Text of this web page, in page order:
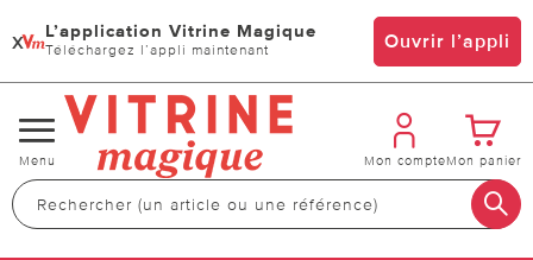
x L’application Vitrine Magique
Téléchargez l’appli maintenant Ouvrir l’appli
Changer
de
navigation
Menu Mon compteMon panier